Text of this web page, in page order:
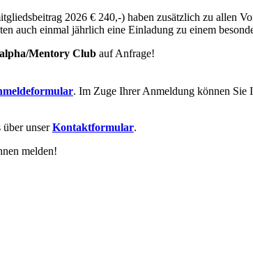
2026 € 240,-) haben zusätzlich zu allen
auch einmal jährlich eine Einladung zu einem
Mentory Club auf Anfrage!
. Im Zuge Ihrer Anmeldung können Sie
über unserKontaktformular.
melden!